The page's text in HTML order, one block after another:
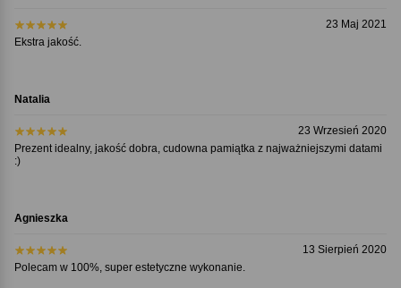
23 Maj 2021
Ekstra jakość.
Natalia
23 Wrzesień 2020
Prezent idealny, jakość dobra, cudowna pamiątka z najważniejszymi datami
:)
Agnieszka
13 Sierpień 2020
Polecam w 100%, super estetyczne wykonanie.